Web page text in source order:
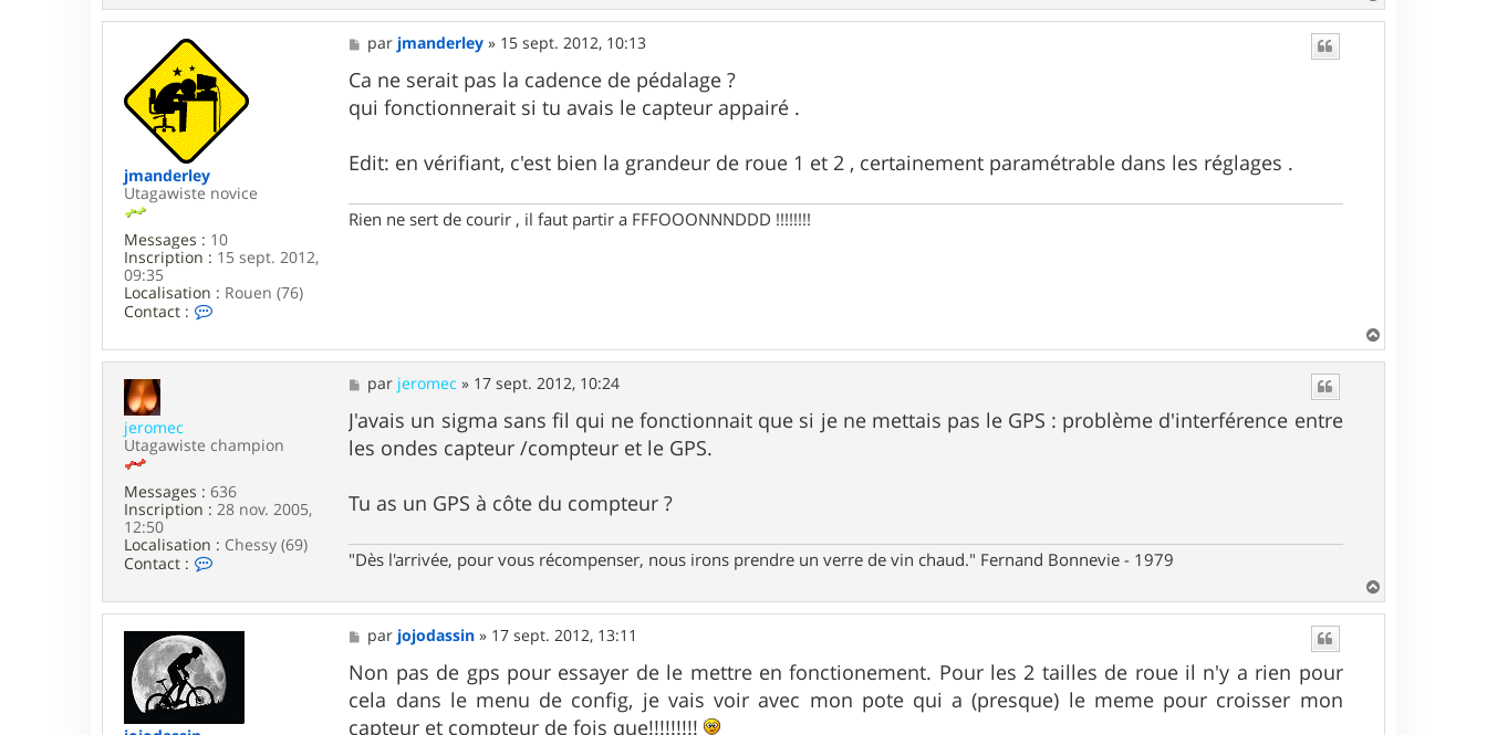
t
t
e
r
j
o
d
s
s
n
a
u
jmanderley
Utagawiste novice
Messages : 10
Inscription : 15 sept. 2012,
09:35
Localisation : Rouen (76)
Contact :
t
r
m
a
n
d
e
e
y
M
e
s
s
a
par jmanderley » 15 sept. 2012, 10:13
Ca ne serait pas la cadence de pédalage ?
qui fonctionnerait si tu avais le capteur appairé .
Edit: en vérifiant, c'est bien la grandeur de roue 1 et 2 , certainement paramétrable dans les réglages .
Rien ne sert de courir , il faut partir a FFFOOONNNDDD !!!!!!!!
a
jeromec
Utagawiste champion
Messages : 636
Inscription : 28 nov. 2005,
12:50
Localisation : Chessy (69)
Contact :
t
a
c
t
e
r
j
M
e
s
s
a
par jeromec » 17 sept. 2012, 10:24
J'avais un sigma sans fil qui ne fonctionnait que si je ne mettais pas le GPS : problème d'interférence entre
les ondes capteur /compteur et le GPS.
Tu as un GPS à côte du compteur ?
"Dès l'arrivée, pour vous récompenser, nous irons prendre un verre de vin chaud." Fernand Bonnevie - 1979
a
u
M
e
s
s
a
g
par jojodassin » 17 sept. 2012, 13:11
Non pas de gps pour essayer de le mettre en fonctionement. Pour les 2 tailles de roue il n'y a rien pour
cela dans le menu de config, je vais voir avec mon pote qui a (presque) le meme pour croisser mon
capteur et compteur de fois que!!!!!!!!!